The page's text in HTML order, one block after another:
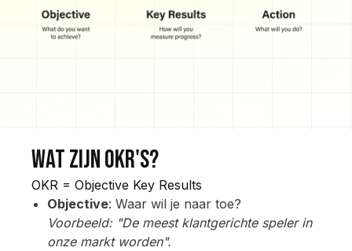
Wat zijn okr's?
OKR = Objective Key Results
Objective: Waar wil je naar toe?
Voorbeeld: "De meest klantgerichte speler in
onze markt worden".